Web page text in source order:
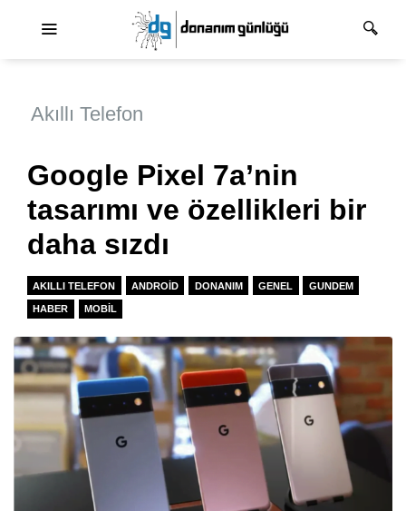
Akıllı Telefon
Google Pixel 7a’nin
tasarımı ve özellikleri bir
daha sızdı
AKILLI TELEFON ANDROID DONANIM GENEL GUNDEM
HABER MOBIL